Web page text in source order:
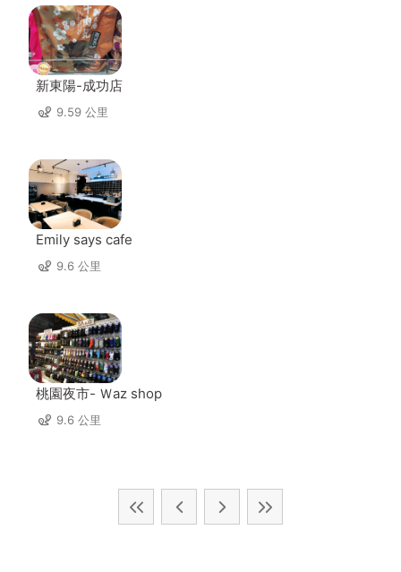
新東陽-成功店
9.59 公里
Emily says cafe
9.6 公里
桃園夜市- Ｗaz shop
9.6 公里